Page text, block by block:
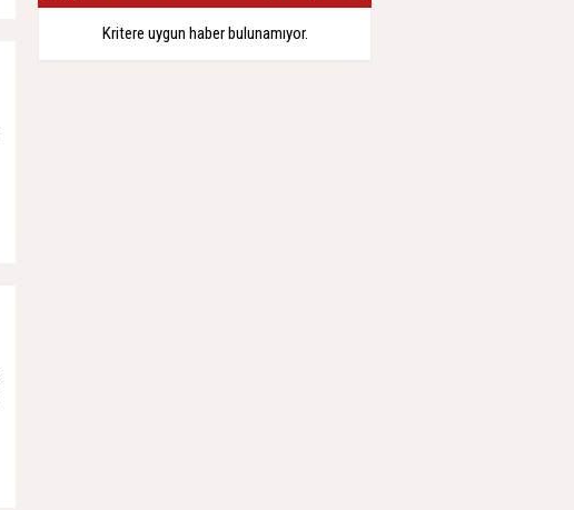
Kritere uygun haber bulunamıyor.